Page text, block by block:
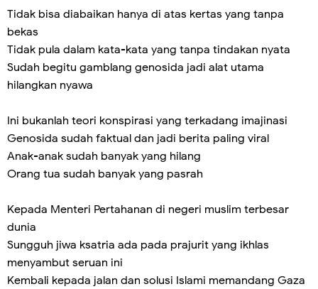
Tidak bisa diabaikan hanya di atas kertas yang tanpa
bekas
Tidak pula dalam kata-kata yang tanpa tindakan nyata
Sudah begitu gamblang genosida jadi alat utama
hilangkan nyawa
Ini bukanlah teori konspirasi yang terkadang imajinasi
Genosida sudah faktual dan jadi berita paling viral
Anak-anak sudah banyak yang hilang
Orang tua sudah banyak yang pasrah
Kepada Menteri Pertahanan di negeri muslim terbesar
dunia
Sungguh jiwa ksatria ada pada prajurit yang ikhlas
menyambut seruan ini
Kembali kepada jalan dan solusi Islami memandang Gaza